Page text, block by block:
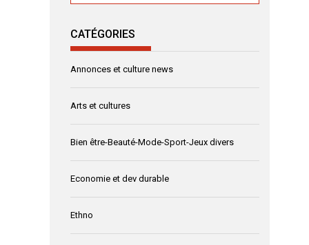
CATÉGORIES
Annonces et culture news
Arts et cultures
Bien être-Beauté-Mode-Sport-Jeux divers
Economie et dev durable
Ethno